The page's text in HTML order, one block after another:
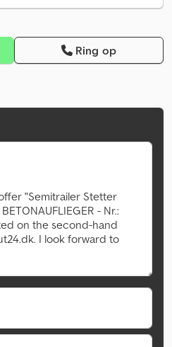
Ring op